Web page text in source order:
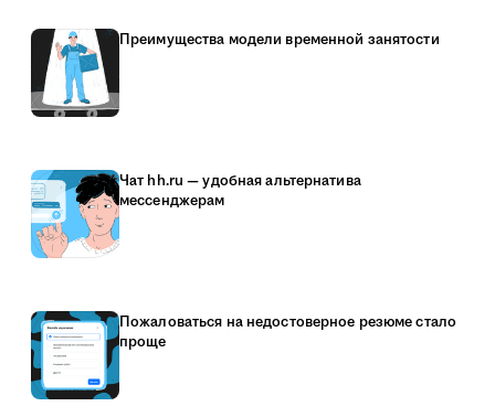
Преимущества модели временной занятости
Чат hh.ru — удобная альтернатива
мессенджерам
Пожаловаться на недостоверное резюме стало
проще